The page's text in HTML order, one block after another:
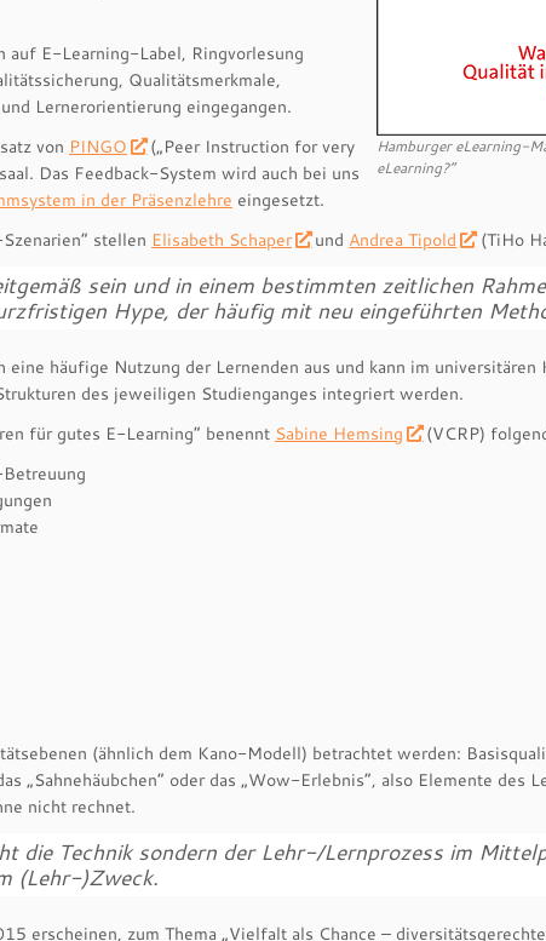
Hamburger eLearning-
eLearning?”
E-Learning-Label, Ringvorlesung
Qualitätsmerkmale,
Lernerorientierung eingegangen.
von PINGO
(„Peer Instruction for very
Das Feedback-System wird auch bei uns
in der Präsenzlehre eingesetzt.
stellen Elisabeth Schaper und Andrea Tipold (TiHo
sein und in einem bestimmten zeitlichen
Hype, der häufig mit neu eingeführten
eine häufige Nutzung der Lernenden aus und kann im
des jeweiligen Studienganges integriert werden.
für gutes E-Learning“ benennt Sabine Hemsing
(VCRP)
(ähnlich dem Kano-Modell) betrachtet werden:
„Sahnehäubchen“ oder das „Wow-Erlebnis“, also Elemente des
nicht rechnet.
die Technik sondern der Lehr-/Lernprozess im
(Lehr-)Zweck.
erscheinen, zum Thema „Vielfalt als Chance –